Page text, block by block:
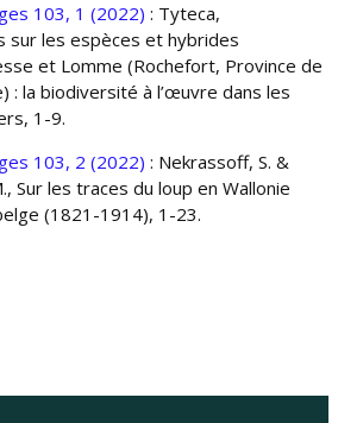
103, 1 (2022) : Tyteca,
sur les espèces et hybrides
et Lomme (Rochefort, Province de
: la biodiversité à l’œuvre dans les
1-9.
103, 2 (2022) : Nekrassoff, S. &
Sur les traces du loup en Wallonie
(1821-1914), 1-23.